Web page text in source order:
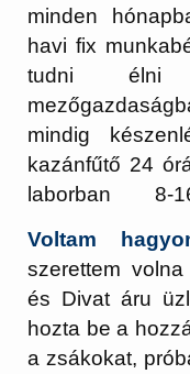
minden
havi fix
tudni élni
mindig
kazánfűtő 24
laborban 8-
Voltam
szerettem
és Divat áru
hozta be a
a zsákokat,